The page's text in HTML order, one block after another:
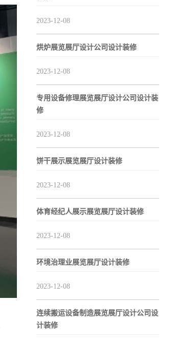
2023-12-08
烘炉展览展厅设计公司设计装修
2023-12-08
专用设备修理展览展厅设计公司设计装
修
2023-12-08
饼干展示展览展厅设计装修
2023-12-08
体育经纪人展示展览展厅设计装修
2023-12-08
环境治理业展览展厅设计装修
2023-12-08
连续搬运设备制造展览展厅设计公司设
计装修